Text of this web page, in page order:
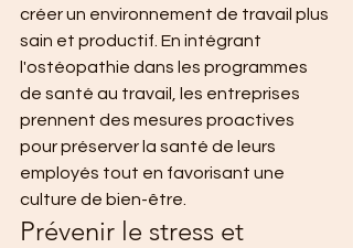
créer un environnement de travail plus
sain et productif. En intégrant
l'ostéopathie dans les programmes
de santé au travail, les entreprises
prennent des mesures proactives
pour préserver la santé de leurs
employés tout en favorisant une
culture de bien-être.
Prévenir le stress et